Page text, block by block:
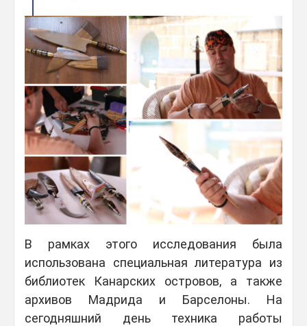
В рамках этого исследования была
использована специальная литература из
библиотек Канарских островов, а также
архивов Мадрида и Барселоны. На
сегодняшний день техника работы